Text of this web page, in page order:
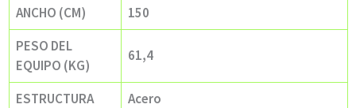
ANCHO (CM)
150
PESO DEL
EQUIPO (KG)
61,4
ESTRUCTURA Acero